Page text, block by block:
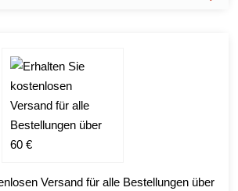
Versand für alle Bestellungen über